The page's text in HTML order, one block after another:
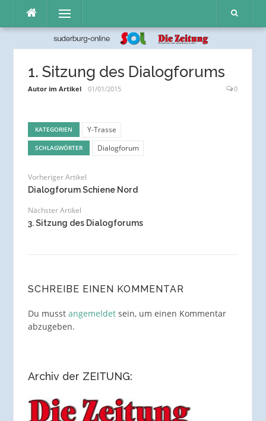
Inhalt
Menü
1. Sitzung des Dialogforums
Autor im Artikel 01/01/2015 0
KATEGORIEN Y-Trasse
SCHLAGWÖRTER Dialogforum
Vorheriger Artikel
Dialogforum Schiene Nord
Nächster Artikel
3. Sitzung des Dialogforums
SCHREIBE EINEN KOMMENTAR
Du musst angemeldetsein, um einen Kommentar
abzugeben.
Archiv der ZEITUNG: